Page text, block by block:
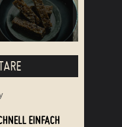
EINFACH